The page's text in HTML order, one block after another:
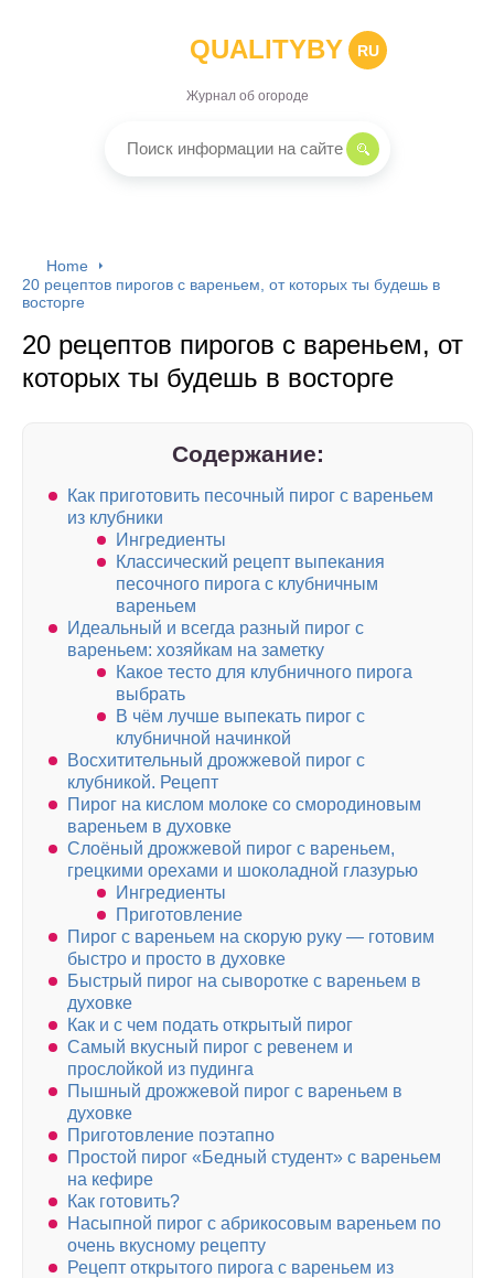
QUALITYBY RU
Журнал об огороде
Home
20 рецептов пирогов с вареньем, от которых ты будешь в
восторге
20 рецептов пирогов с вареньем, от
которых ты будешь в восторге
Содержание:
Как приготовить песочный пирог с вареньем
из клубники
Ингредиенты
Классический рецепт выпекания
песочного пирога с клубничным
вареньем
Идеальный и всегда разный пирог с
вареньем: хозяйкам на заметку
Какое тесто для клубничного пирога
выбрать
В чём лучше выпекать пирог с
клубничной начинкой
Восхитительный дрожжевой пирог с
клубникой. Рецепт
Пирог на кислом молоке со смородиновым
вареньем в духовке
Слоёный дрожжевой пирог с вареньем,
грецкими орехами и шоколадной глазурью
Ингредиенты
Приготовление
Пирог с вареньем на скорую руку — готовим
быстро и просто в духовке
Быстрый пирог на сыворотке с вареньем в
духовке
Как и с чем подать открытый пирог
Самый вкусный пирог с ревенем и
прослойкой из пудинга
Пышный дрожжевой пирог с вареньем в
духовке
Приготовление поэтапно
Простой пирог «Бедный студент» с вареньем
на кефире
Как готовить?
Насыпной пирог с абрикосовым вареньем по
очень вкусному рецепту
Рецепт открытого пирога с вареньем из